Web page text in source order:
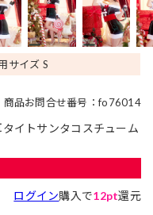
サイズ S
商品お問合せ番号：fo76014
イトサンタコスチューム
ログイン購入で12pt還元